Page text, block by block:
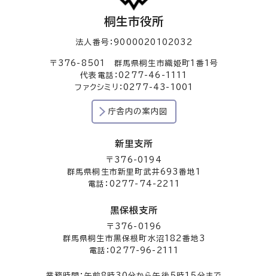
桐生市役所
法人番号：9000020102032
〒376-8501 群馬県桐生市織姫町1番1号
代表電話：0277-46-1111
ファクシミリ：0277-43-1001
庁舎内の案内図
新里支所
〒376-0194
群馬県桐生市新里町武井693番地1
電話：0277-74-2211
黒保根支所
〒376-0196
群馬県桐生市黒保根町水沼182番地3
電話：0277-96-2111